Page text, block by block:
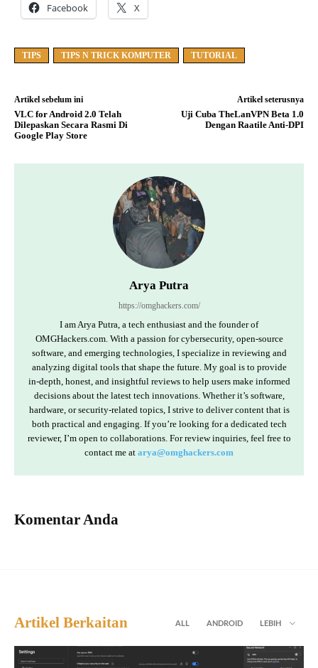
Facebook X
TIPS TIPS N TRICK KOMPUTER TUTORIAL
Artikel sebelum ini
VLC for Android 2.0 Telah
Dilepaskan Secara Rasmi Di
Google Play Store
Artikel seterusnya
Uji Cuba TheLanVPN Beta 1.0
Dengan Raatile Anti-DPI
Arya Putra
https://omghackers.com/
I am Arya Putra, a tech enthusiast and the founder of
OMGHackers.com. With a passion for cybersecurity, open-source
software, and emerging technologies, I specialize in reviewing and
analyzing digital tools that shape the future. My goal is to provide
in-depth, honest, and insightful reviews to help users make informed
decisions about the latest tech innovations. Whether it’s software,
hardware, or security-related topics, I strive to deliver content that is
both practical and engaging. If you’re looking for a dedicated tech
reviewer, I’m open to collaborations. For review inquiries, feel free to
contact me at arya@omghackers.com
Komentar Anda
Artikel Berkaitan ALL ANDROID LEBIH